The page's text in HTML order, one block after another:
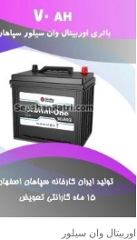
اوربیتال وان سیلور